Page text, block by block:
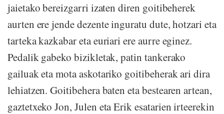
jaietako bereizgarri izaten diren goitibeherek
aurten ere jende dezente inguratu dute, hotzari eta
tarteka kazkabar eta euriari ere aurre eginez.
Pedalik gabeko bizikletak, patin tankerako
gailuak eta mota askotariko goitibeherak ari dira
lehiatzen. Goitibehera baten eta bestearen artean,
gaztetxeko Jon, Julen eta Erik esatarien irteerekin